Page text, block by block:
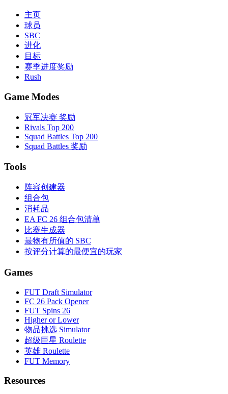
主页
球员
SBC
进化
目标
赛季进度奖励
Rush
Game Modes
冠军决赛 奖励
Rivals Top 200
Squad Battles Top 200
Squad Battles 奖励
Tools
阵容创建器
组合包
消耗品
EA FC 26 组合包清单
比赛生成器
最物有所值的 SBC
按评分计算的最便宜的玩家
Games
FUT Draft Simulator
FC 26 Pack Opener
FUT Spins 26
Higher or Lower
物品挑选 Simulator
超级巨星 Roulette
英雄 Roulette
FUT Memory
Resources